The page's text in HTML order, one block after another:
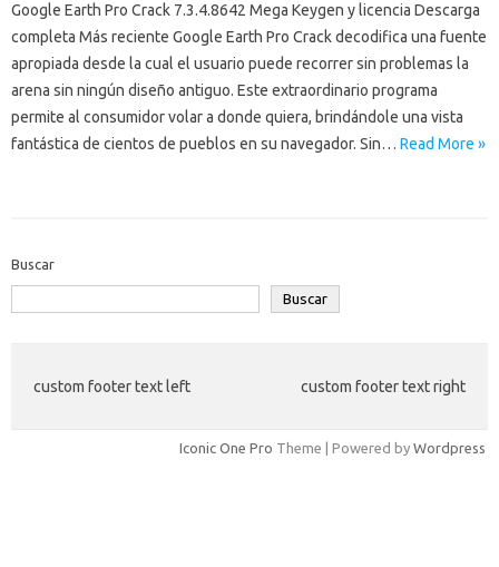
Google Earth Pro Crack 7.3.4.8642 Mega Keygen y licencia Descarga
completa Más reciente Google Earth Pro Crack decodifica una fuente
apropiada desde la cual el usuario puede recorrer sin problemas la
arena sin ningún diseño antiguo. Este extraordinario programa
permite al consumidor volar a donde quiera, brindándole una vista
fantástica de cientos de pueblos en su navegador. Sin… Read More »
Buscar
Buscar
custom footer text left custom footer text right
Iconic One Pro Theme | Powered by Wordpress